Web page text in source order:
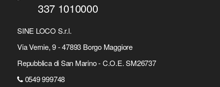
337 1010000
SINE LOCO S.r.l.
Via Vernie, 9 - 47893 Borgo Maggiore
Repubblica di San Marino - C.O.E. SM26737
0549 999748